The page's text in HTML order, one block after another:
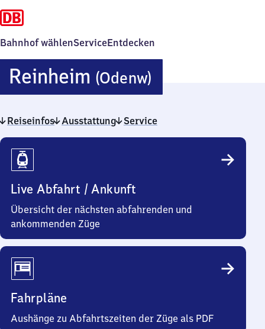
Bahnhof wählenServiceEntdecken
Reinheim (Odenw)
(Odenwald)
Reiseinfos Ausstattung Service
Reiseinfos
Live Abfahrt / Ankunft
Übersicht der nächsten abfahrenden und
ankommenden Züge
Fahrpläne
Aushänge zu Abfahrtszeiten der Züge als PDF